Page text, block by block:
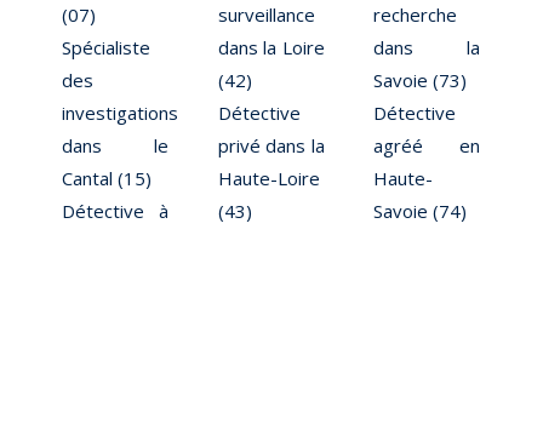
(07)
Spécialiste
des
investigations
dans le
Cantal (15)
Détective à
surveillance
dans la Loire
(42)
Détective
privé dans la
Haute-Loire
(43)
recherche
dans la
Savoie (73)
Détective
agréé en
Haute-
Savoie (74)